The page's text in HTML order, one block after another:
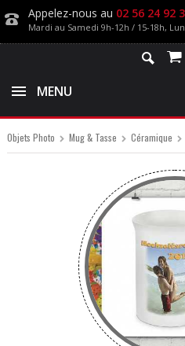
Appelez-nous au 02 56 24 92
Mardi au Samedi 9h-12h / 15-18h,
MENU
Objets Photo Mug & Tasse Céramique